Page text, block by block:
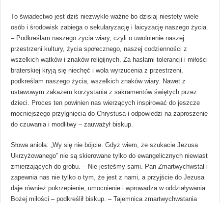
To świadectwo jest dziś niezwykle ważne bo dzisiaj niestety wiele
osób i środowisk zabiega o sekularyzację i laicyzację naszego życia.
– Podkreślam naszego życia wiary, czyli o uwolnienie naszej
przestrzeni kultury, życia społecznego, naszej codzienności z
wszelkich wątków i znaków religijnych. Za hasłami tolerancji i miłości
braterskiej kryją się niechęć i wola wyrzucenia z przestrzeni,
podkreślam naszego życia, wszelkich znaków wiary. Nawet z
ustawowym zakazem korzystania z sakramentów świętych przez
dzieci. Proces ten powinien nas wierzących inspirować do jeszcze
mocniejszego przylgnięcia do Chrystusa i odpowiedzi na zaproszenie
do czuwania i modlitwy – zauważył biskup.
Słowa anioła: „Wy się nie bójcie. Gdyż wiem, że szukacie Jezusa
Ukrzyżowanego” nie są skierowane tylko do ewangelicznych niewiast
zmierzających do grobu. – Nie jesteśmy sami. Pan Zmartwychwstał i
zapewnia nas nie tylko o tym, że jest z nami, a przyjście do Jezusa
daje również pokrzepienie, umocnienie i wprowadza w oddziaływania
Bożej miłości – podkreślił biskup. – Tajemnica zmartwychwstania